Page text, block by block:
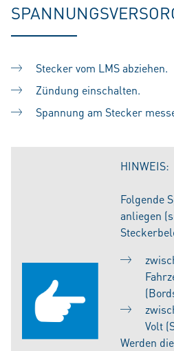
Stecker vom LMS abziehen.
Zündung einschalten.
Spannung am Stecker
HINWEIS:
Folgende
anliegen
Volt
Werden